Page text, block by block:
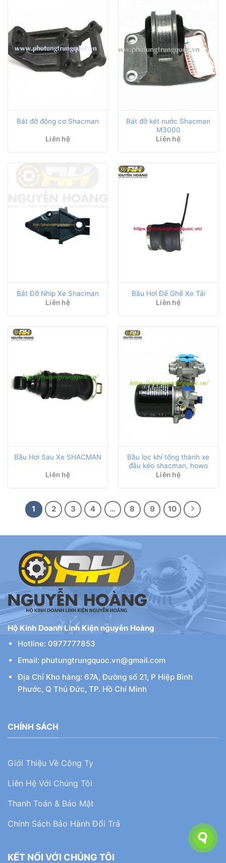
Bát đỡ động cơ Shacman
Liên hệ
Bát đỡ két nước Shacman
M3000
Liên hệ
Bát Đỡ Nhíp Xe Shacman
Liên hệ
Bầu Hơi Đế Ghế Xe Tải
Liên hệ
Bầu Hơi Sau Xe SHACMAN
Liên hệ
Bầu lọc khí tổng thành xe
đầu kéo shacman, howo
Liên hệ
1 2 3 4 … 8 9 10
Hộ Kinh Doanh Linh Kiện nguyễn Hoàng
Hotline: 0977777853
Email: phutungtrungquoc.vn@gmail.com
Địa Chỉ Kho hàng: 67A, Đường số 21, P Hiệp Bình
Phước, Q Thủ Đức, TP. Hồ Chí Minh
CHÍNH SÁCH
Giới Thiệu Về Công Ty
Liên Hệ Với Chúng Tôi
Thanh Toán & Bảo Mật
Chính Sách Bảo Hành Đổi Trả
KẾT NỐI VỚI CHÚNG TÔI